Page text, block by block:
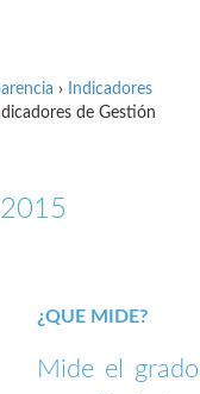
›
Indicadores
de Gestión
¿QUE MIDE?
Mide el